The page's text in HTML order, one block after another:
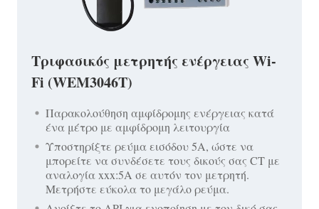
Τριφασικός μετρητής ενέργειας Wi-
Fi (WEM3046T)
Παρακολούθηση αμφίδρομης ενέργειας κατά
ένα μέτρο με αμφίδρομη λειτουργία
Υποστηρίξτε ρεύμα εισόδου 5A, ώστε να
μπορείτε να συνδέσετε τους δικούς σας CT με
αναλογία xxx:5A σε αυτόν τον μετρητή.
Μετρήστε εύκολα το μεγάλο ρεύμα.